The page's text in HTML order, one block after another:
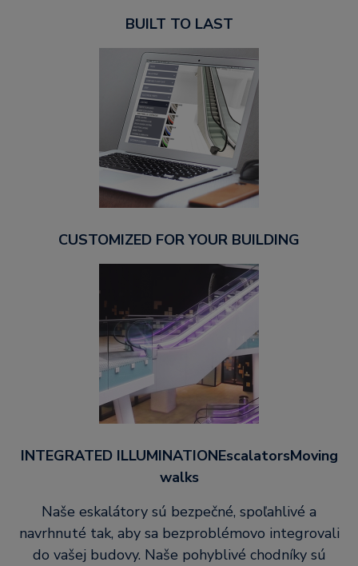
BUILT TO LAST
CUSTOMIZED FOR YOUR BUILDING
INTEGRATED ILLUMINATIONEscalatorsMoving
walks
Naše eskalátory sú bezpečné, spoľahlivé a
navrhnuté tak, aby sa bezproblémovo integrovali
do vašej budovy. Naše pohyblivé chodníky sú